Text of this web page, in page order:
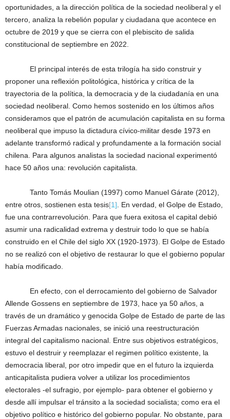
oportunidades, a la dirección política de la sociedad neoliberal y el
tercero, analiza la rebelión popular y ciudadana que acontece en
octubre de 2019 y que se cierra con el plebiscito de salida
constitucional de septiembre en 2022.
El principal interés de esta trilogía ha sido construir y
proponer una reflexión politológica, histórica y crítica de la
trayectoria de la política, la democracia y de la ciudadanía en una
sociedad neoliberal. Como hemos sostenido en los últimos años
consideramos que el patrón de acumulación capitalista en su forma
neoliberal que impuso la dictadura cívico-militar desde 1973 en
adelante transformó radical y profundamente a la formación social
chilena. Para algunos analistas la sociedad nacional experimentó
hace 50 años una: revolución capitalista.
Tanto Tomás Moulian (1997) como Manuel Gárate (2012),
entre otros, sostienen esta tesis[1] . En verdad, el Golpe de Estado,
fue una contrarrevolución. Para que fuera exitosa el capital debió
asumir una radicalidad extrema y destruir todo lo que se había
construido en el Chile del siglo XX (1920-1973). El Golpe de Estado
no se realizó con el objetivo de restaurar lo que el gobierno popular
había modificado.
En efecto, con el derrocamiento del gobierno de Salvador
Allende Gossens en septiembre de 1973, hace ya 50 años, a
través de un dramático y genocida Golpe de Estado de parte de las
Fuerzas Armadas nacionales, se inició una reestructuración
integral del capitalismo nacional. Entre sus objetivos estratégicos,
estuvo el destruir y reemplazar el regimen político existente, la
democracia liberal, por otro impedir que en el futuro la izquierda
anticapitalista pudiera volver a utilizar los procedimientos
electorales -el sufragio, por ejemplo- para obtener el gobierno y
desde allí impulsar el tránsito a la sociedad socialista; como era el
objetivo político e histórico del gobierno popular. No obstante, para